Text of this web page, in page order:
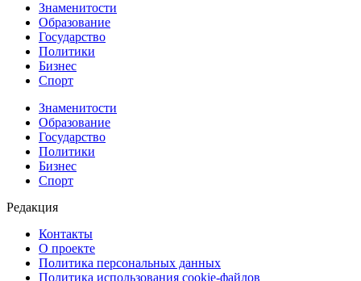
Знаменитости
Образование
Государство
Политики
Бизнес
Спорт
Знаменитости
Образование
Государство
Политики
Бизнес
Спорт
Редакция
Контакты
О проекте
Политика персональных данных
Политика использования cookie-файлов